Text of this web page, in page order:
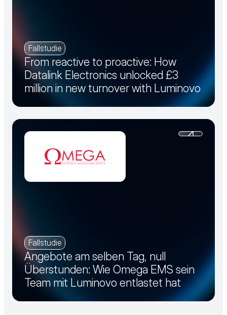
Fallstudie
From reactive to proactive: How
Datalink Electronics unlocked £3
million in new turnover with Luminovo
Fallstudie
Angebote am selben Tag, null
Überstunden: Wie Omega EMS sein
Team mit Luminovo entlastet hat